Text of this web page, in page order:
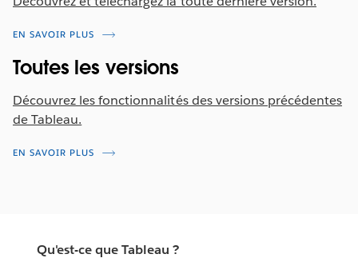
EN SAVOIR PLUS
Toutes les versions
Découvrez les fonctionnalités des versions précédentes
de Tableau.
EN SAVOIR PLUS
Qu'est-ce que Tableau ?